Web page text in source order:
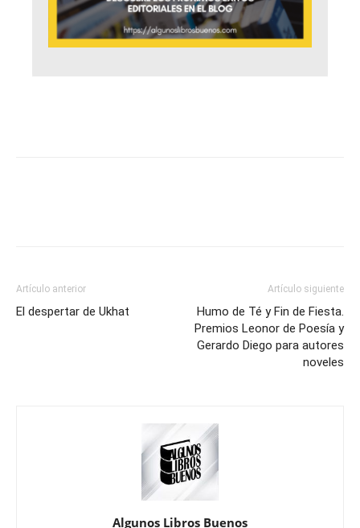
Artículo anterior
El despertar de Ukhat
Artículo siguiente
Humo de Té y Fin de Fiesta.
Premios Leonor de Poesía y
Gerardo Diego para autores
noveles
Algunos Libros Buenos